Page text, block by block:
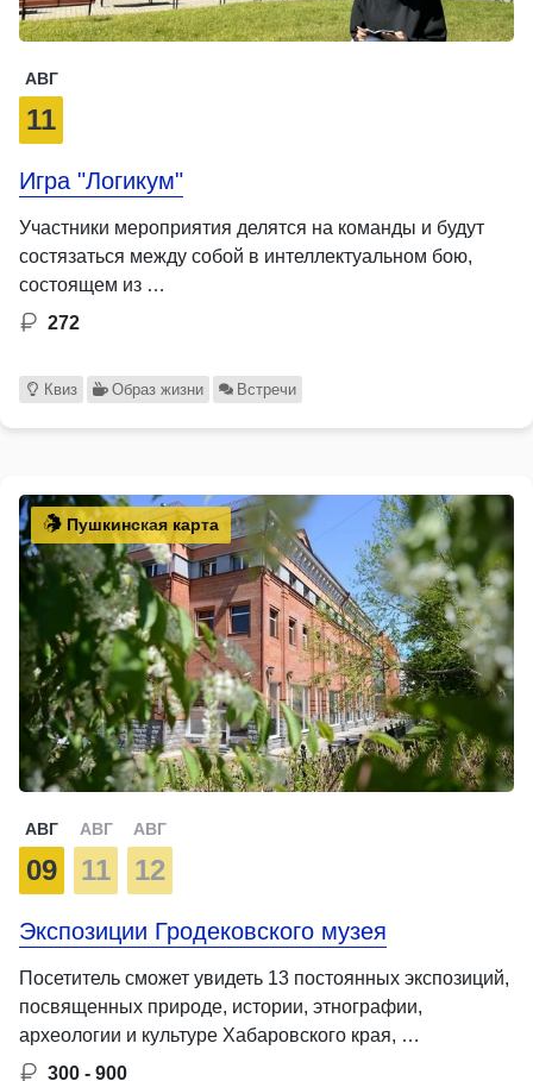
АВГ
11
Игра "Логикум"
Участники мероприятия делятся на команды и будут
состязаться между собой в интеллектуальном бою,
состоящем из …
272
Квиз Образ жизни Встречи
Пушкинская карта
АВГ
09
АВГ
11
АВГ
12
Экспозиции Гродековского музея
Посетитель сможет увидеть 13 постоянных экспозиций,
посвященных природе, истории, этнографии,
археологии и культуре Хабаровского края, …
300 - 900